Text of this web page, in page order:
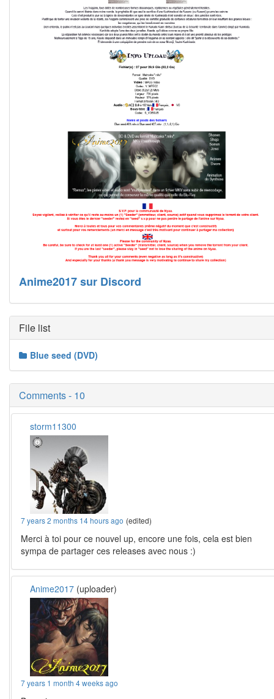
Anime2017 sur Discord
File list
Blue seed (DVD)
Comments - 10
storm11300
7 years 2 months 14 hours ago (edited)
Merci à toi pour ce nouvel up, encore une fois, cela est bien
sympa de partager ces releases avec nous :)
Anime2017 (uploader)
7 years 1 month 4 weeks ago